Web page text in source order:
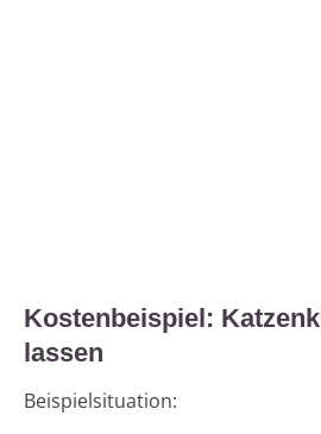
Kostenbeispiel:
lassen
Beispielsituation: